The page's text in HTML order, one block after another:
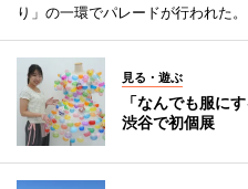
り」の一環でパレードが行われた。
見る・遊ぶ
「なんでも服に
渋谷で初個展